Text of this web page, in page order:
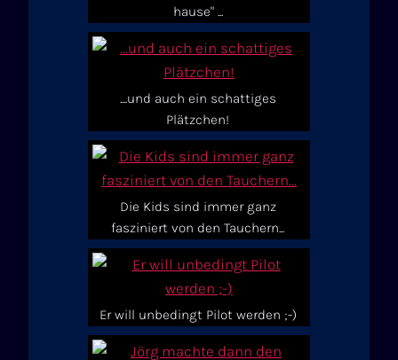
hause" ...
....und auch ein schattiges
Plätzchen!
Die Kids sind immer ganz
fasziniert von den Tauchern...
Er will unbedingt Pilot werden ;-)